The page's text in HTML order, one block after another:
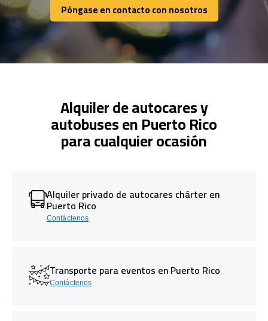
Póngase en contacto con nosotros
Póngase en contacto con nosotros
Alquiler de autocares y
autobuses en Puerto Rico
para cualquier ocasión
Alquiler privado de autocares chárter en
Puerto Rico
Contáctenos
Transporte para eventos en Puerto Rico
Contáctenos